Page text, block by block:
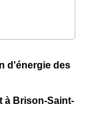
d'énergie des
à Brison-Saint-